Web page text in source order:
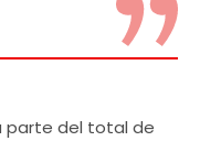
parte del total de